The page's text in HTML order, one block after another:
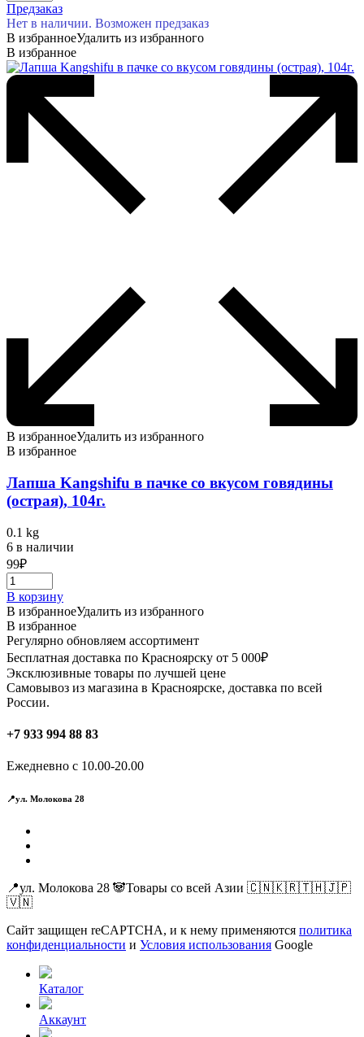
Предзаказ
Нет в наличии. Возможен предзаказ
В избранноеУдалить из избранного
В избранное
В избранноеУдалить из избранного
В избранное
Лапша Kangshifu в пачке со вкусом говядины
(острая), 104г.
0.1 kg
6 в наличии
99₽
В корзину
В избранноеУдалить из избранного
В избранное
Регулярно обновляем ассортимент
Бесплатная доставка по Красноярску от 5 000₽
Эксклюзивные товары по лучшей цене
Самовывоз из магазина в Красноярске, доставка по всей
России.
+7 933 994 88 83
Ежедневно с 10.00-20.00
📍ул. Молокова 28
📍ул. Молокова 28 🐼Товары со всей Азии 🇨🇳🇰🇷🇹🇭🇯🇵
🇻🇳
Сайт защищен reCAPTCHA, и к нему применяются политика
конфиденциальности и Условия использования Google
Каталог
Аккаунт